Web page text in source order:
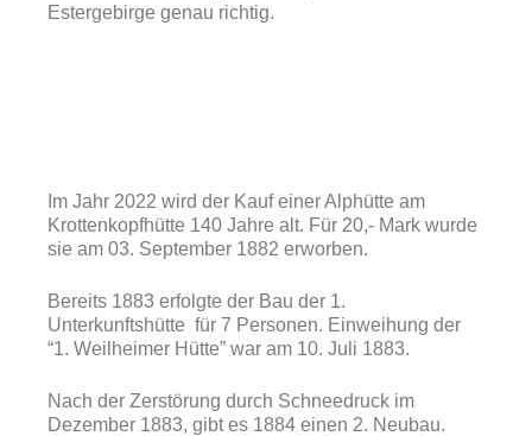
Estergebirge genau richtig.
Im Jahr 2022 wird der Kauf einer Alphütte am
Krottenkopfhütte 140 Jahre alt. Für 20,- Mark wurde
sie am 03. September 1882 erworben.
Bereits 1883 erfolgte der Bau der 1.
Unterkunftshütte für 7 Personen. Einweihung der
“1. Weilheimer Hütte” war am 10. Juli 1883.
Nach der Zerstörung durch Schneedruck im
Dezember 1883, gibt es 1884 einen 2. Neubau.